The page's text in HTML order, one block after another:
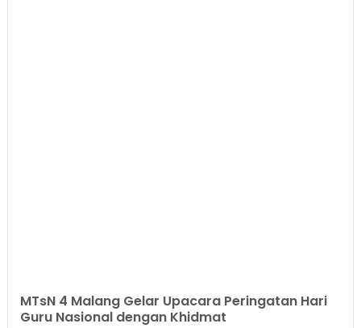
MTsN 4 Malang Gelar Upacara Peringatan Hari
Guru Nasional dengan Khidmat